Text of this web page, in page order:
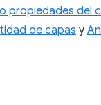
propiedades del
de capas y